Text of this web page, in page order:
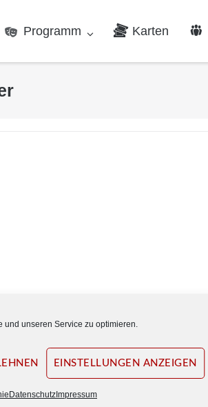
und unseren Service zu optimieren.
EINSTELLUNGEN ANZEIGEN
Datenschutz Impressum
Programm Karten